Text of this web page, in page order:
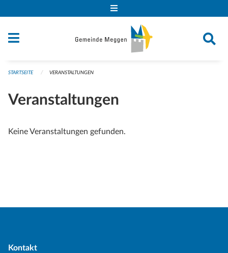
STARTSEITE VERANSTALTUNGEN
Veranstaltungen
Keine Veranstaltungen gefunden.
Kontakt